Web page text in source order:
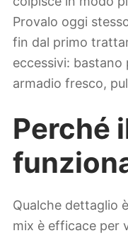
Provalo oggi
fin dal primo
eccessivi: bastano
armadio fresco,
Perché
Qualche dettaglio
mix è efficace per